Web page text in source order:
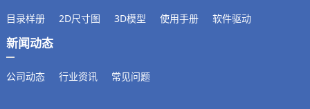
目录样册 2D尺寸图 3D模型 使用手册 软件驱动
新闻动态
公司动态 行业资讯 常见问题